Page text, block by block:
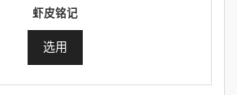
虾皮铭记
选用